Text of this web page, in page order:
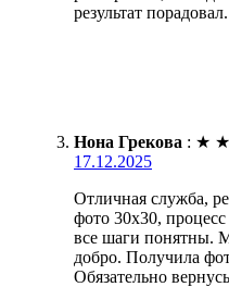
результат порадовал.
Нона Грекова : ★ ★
17.12.2025
Отличная служба,
фото 30х30,
все шаги понятны.
добро. Получила
Обязательно